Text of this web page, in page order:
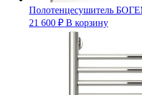
Полотенцесушитель
21 600 ₽ В корзину